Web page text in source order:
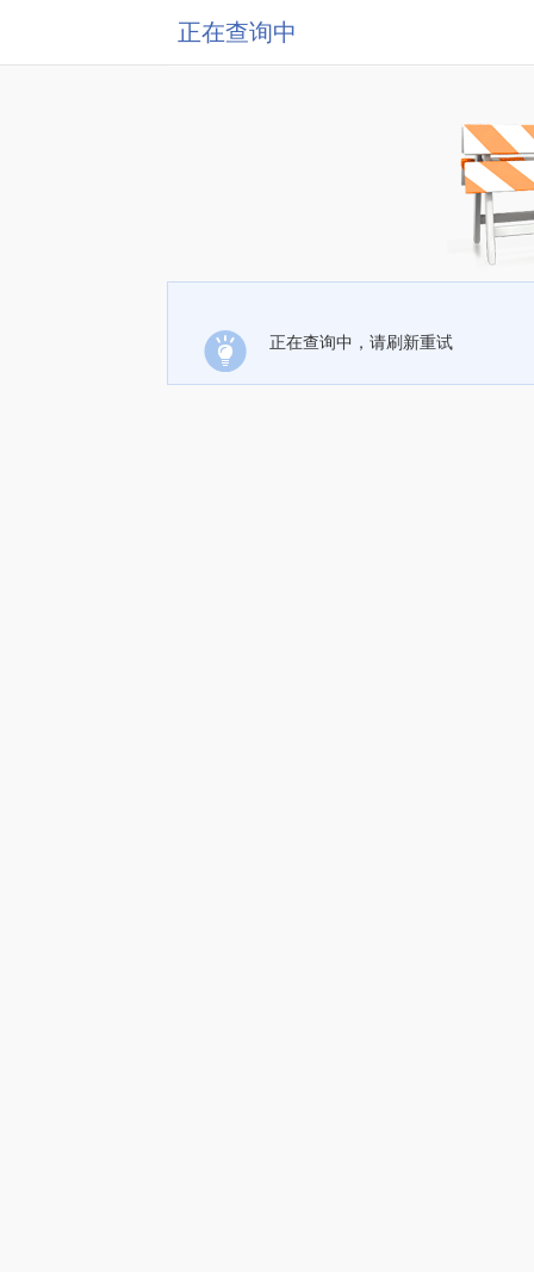
正在查询中
正在查询中，请刷新重试